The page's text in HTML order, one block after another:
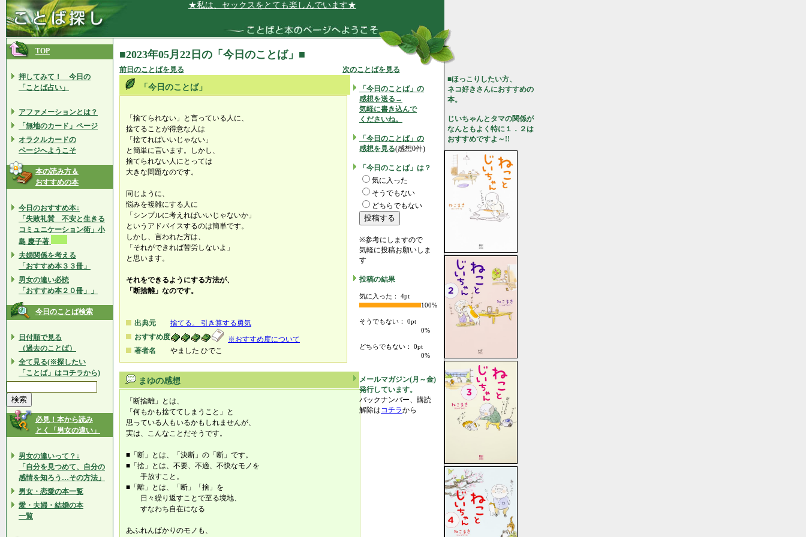
★私は、セックスをとても楽しんでいます★
TOP
押してみて！ 今日の
「ことば占い」
アファメーションとは？
「無地のカード」ページ
オラクルカードの
ページへようこそ
本の読み方＆
おすすめの本
今日のおすすめ本↓
「失敗礼賛 不安と生きる
コミュニケーション術」小
島 慶子著
夫婦関係を考える
「おすすめ本３３冊」
男女の違い必読
「おすすめ本２０冊」」
今日のことば検索
日付順で見る
（過去のことば）
全て見る(※探したい
「ことば」はコチラから)
必見！本から読み
とく「男女の違い」
男女の違いって？↓
「自分を見つめて、自分の
感情を知ろう…その方法」
男女・恋愛の本一覧
愛・夫婦・結婚の本
一覧
■2023年05月22日の「今日のことば」■
前日のことばを見る 次のことばを見る
「今日のことば」
「捨てられない」と言っている人に、
捨てることが得意な人は
「捨てればいいじゃない」
と簡単に言います。しかし、
捨てられない人にとっては
大きな問題なのです。
同じように、
悩みを複雑にする人に
「シンプルに考えればいいじゃないか」
というアドバイスするのは簡単です。
しかし、言われた方は、
「それができれば苦労しないよ」
と思います。
それをできるようにする方法が、
「断捨離」なのです。
出典元
捨てる。 引き算する勇気
おすすめ度
※おすすめ度について
著者名
やました ひでこ
まゆの感想
「断捨離」とは、
「何もかも捨ててしまうこと」と
思っている人もいるかもしれませんが、
実は、こんなことだそうです。
■「断」とは、「決断」の「断」です。
■「捨」とは、不要、不適、不快なモノを
手放すこと。
■「離」とは、「断」「捨」を
日々繰り返すことで至る境地、
すなわち自在になる
あふれんばかりのモノも、
「今日のことば」の
感想を送る→
気軽に書き込んで
くださいね。
「今日のことば」の
感想を見る(感想0件)
「今日のことば」は？
気に入った
そうでもない
どちらでもない
※参考にしますので
気軽に投稿お願いしま
す
投稿の結果
気に入った： 4pt
100%
そうでもない： 0pt
0%
どちらでもない： 0pt
0%
メールマガジン(月～金)
発行しています。
バックナンバー、購読
解除はコチラから
■ほっこりしたい方、
ネコ好きさんにおすすめの
本。
じいちゃんとタマの関係が
なんともよく特に１．２は
おすすめですよ～!!